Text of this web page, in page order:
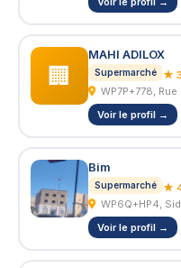
🏢
MAHI ADILOX
Supermarché ★
WP7P+778,
Voir le profil →
Bim
Supermarché ★
WP6Q+HP4,
Voir le profil →